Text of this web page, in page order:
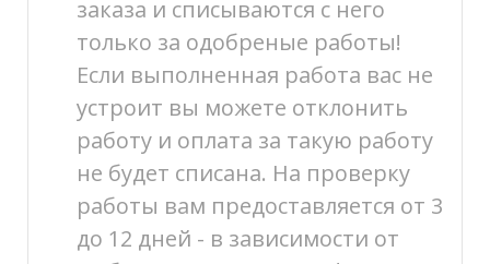
заказа и списываются с него
только за одобреные работы!
Если выполненная работа вас не
устроит вы можете отклонить
работу и оплата за такую работу
не будет списана. На проверку
работы вам предоставляется от 3
до 12 дней - в зависимости от